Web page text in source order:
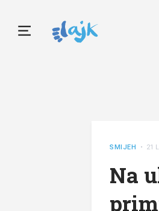
SMIJEH • 21
Na